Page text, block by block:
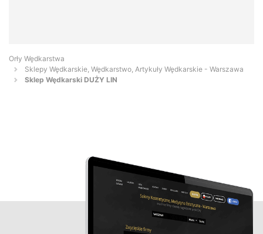
Orły Wędkarstwa
Sklepy Wędkarskie, Wędkarstwo, Artykuły Wędkarskie - Warszawa
Sklep Wędkarski DUŻY LIN